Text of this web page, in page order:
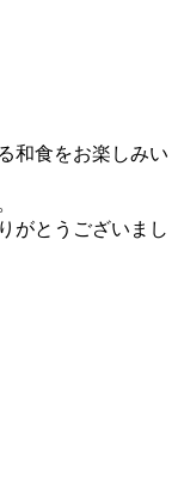
和食をお楽しみい
がとうございまし